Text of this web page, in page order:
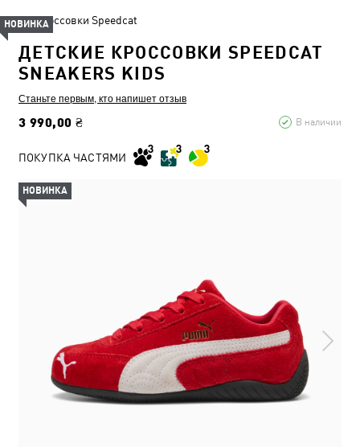
Кроссовки Speedcat
ДЕТСКИЕ КРОССОВКИ SPEEDCAT
SNEAKERS KIDS
Станьте первым, кто напишет отзыв
3 990,00 ₴ В наличии
НОВИНКА
ПОКУПКА ЧАСТЯМИ
НОВИНКА